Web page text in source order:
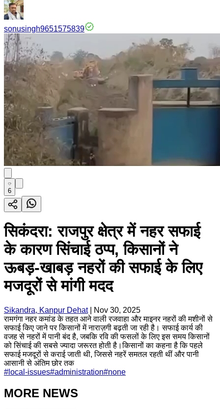
sonusingh9651575839
6
सिकंदरा: राजपुर क्षेत्र में नहर सफाई
के कारण सिंचाई ठप्प, किसानों ने
ऊबड़-खाबड़ नहरों की सफाई के लिए
मजदूरों से मांगी मदद
Sikandra, Kanpur Dehat|
Nov 30, 2025
रामगंगा नहर कमांड के तहत आने वाली रजवाहा और माइनर नहरों की मशीनों से
सफाई किए जाने पर किसानों में नाराज़गी बढ़ती जा रही है। सफाई कार्य की
वजह से नहरों में पानी बंद है, जबकि रवि की फसलों के लिए इस समय किसानों
को सिंचाई की सबसे ज्यादा जरूरत होती है।किसानों का कहना है कि पहले
सफाई मजदूरों से कराई जाती थी, जिससे नहरें समतल रहती थीं और पानी
आसानी से अंतिम छोर तक
# local-issues#administration#none
MORE NEWS